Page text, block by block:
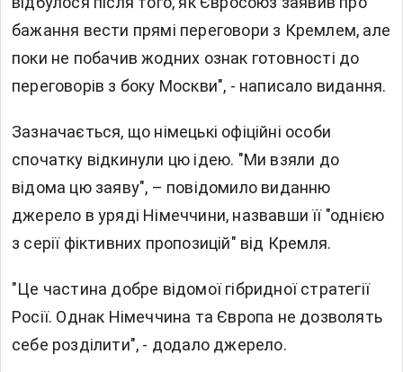
бажання вести прямі переговори з Кремлем, але
поки не побачив жодних ознак готовності до
переговорів з боку Москви", - написало видання.
Зазначається, що німецькі офіційні особи
спочатку відкинули цю ідею. "Ми взяли до
відома цю заяву", – повідомило виданню
джерело в уряді Німеччини, назвавши її "однією
з серії фіктивних пропозицій" від Кремля.
"Це частина добре відомої гібридної стратегії
Росії. Однак Німеччина та Європа не дозволять
себе розділити", - додало джерело.